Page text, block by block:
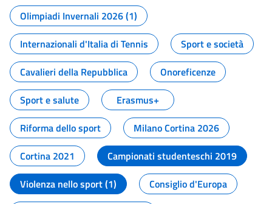
Olimpiadi Invernali 2026 (1)
Internazionali d'Italia di Tennis
Sport e società
Cavalieri della Repubblica
Onoreficenze
Sport e salute
Erasmus+
Riforma dello sport
Milano Cortina 2026
Cortina 2021
Campionati studenteschi 2019
Violenza nello sport (1)
Consiglio d'Europa